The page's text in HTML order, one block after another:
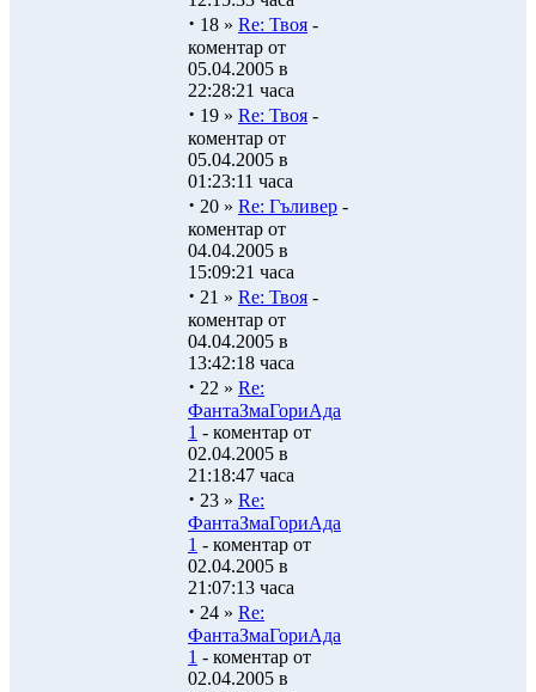
· 18 » Re: Твоя -
коментар от
05.04.2005 в
22:28:21 часа
· 19 » Re: Твоя -
коментар от
05.04.2005 в
01:23:11 часа
· 20 » Re: Гъливер -
коментар от
04.04.2005 в
15:09:21 часа
· 21 » Re: Твоя -
коментар от
04.04.2005 в
13:42:18 часа
· 22 » Re:
ФантаЗмаГориАда
1 - коментар от
02.04.2005 в
21:18:47 часа
· 23 » Re:
ФантаЗмаГориАда
1 - коментар от
02.04.2005 в
21:07:13 часа
· 24 » Re:
ФантаЗмаГориАда
1 - коментар от
02.04.2005 в